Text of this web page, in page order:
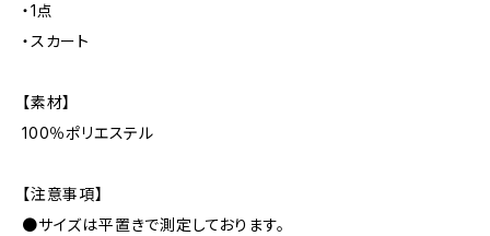
・1点
・スカート
【素材】
100％ポリエステル
【注意事項】
●サイズは平置きで測定しております。